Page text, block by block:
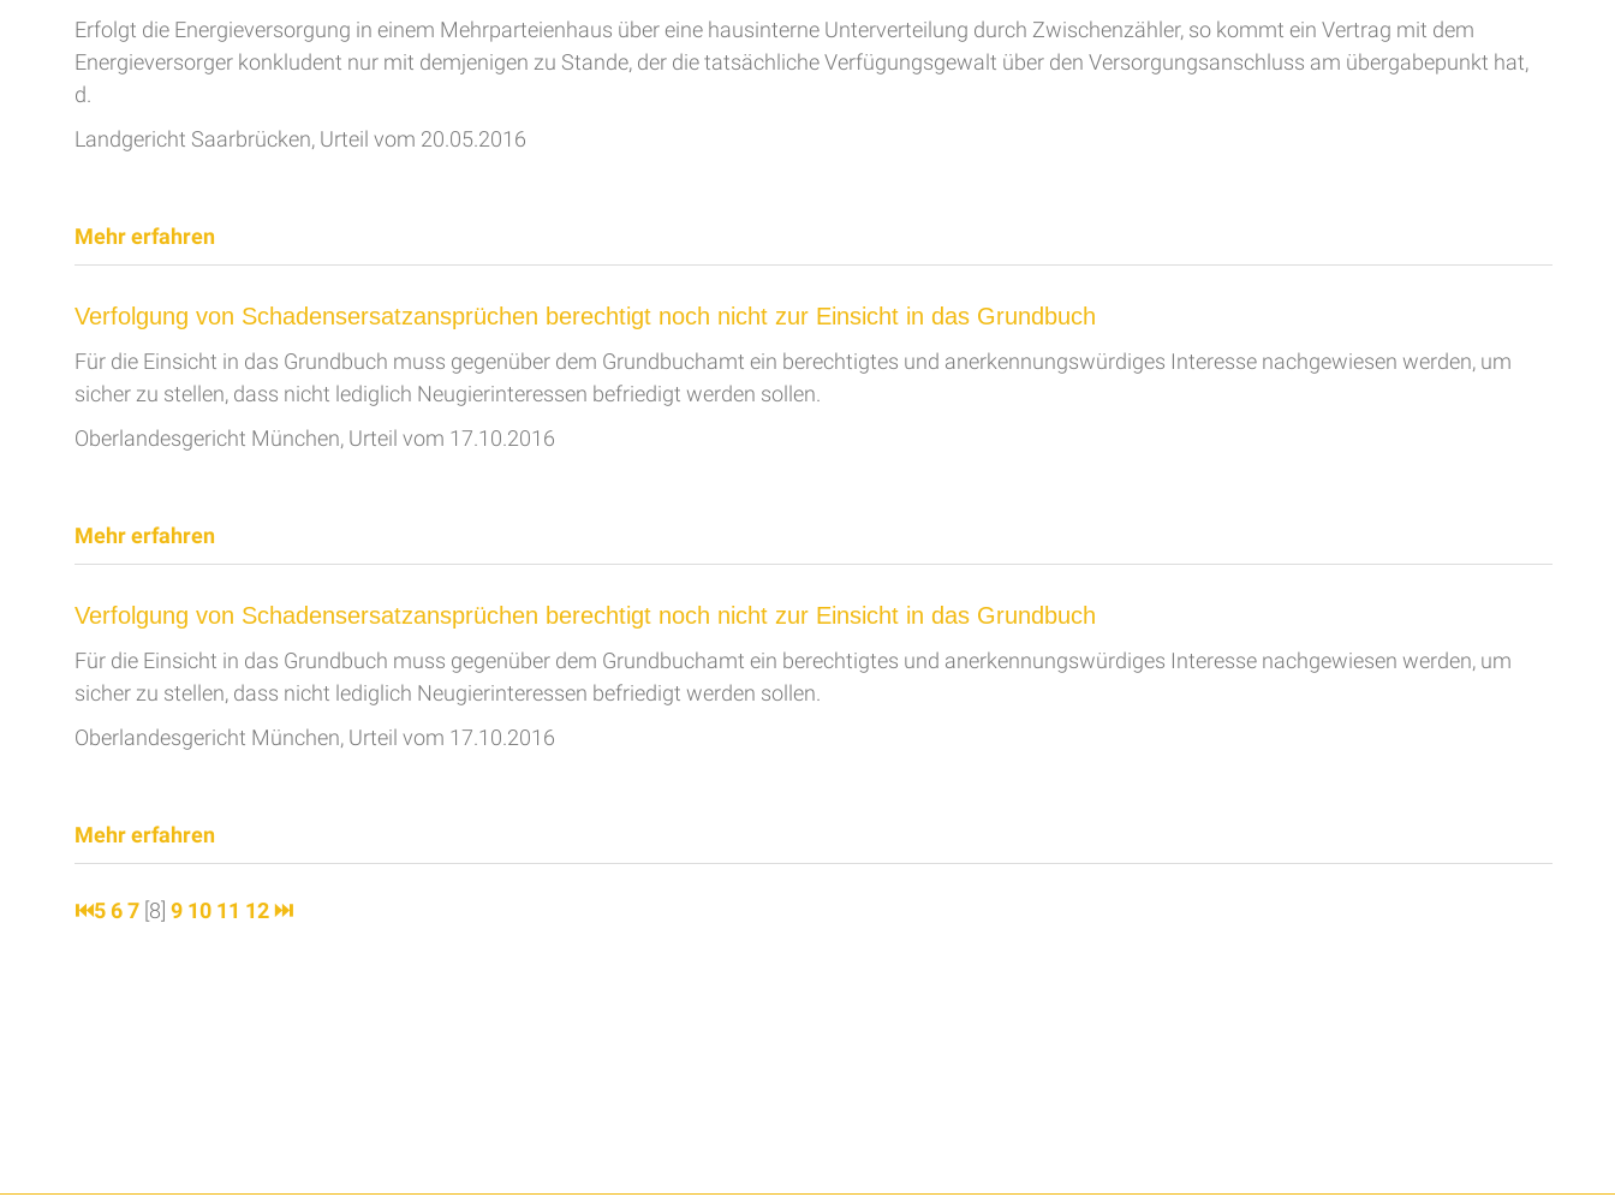
Erfolgt die Energieversorgung in einem Mehrparteienhaus über eine hausinterne Unterverteilung durch Zwischenzähler, so kommt ein Vertrag mit dem
Energieversorger konkludent nur mit demjenigen zu Stande, der die tatsächliche Verfügungsgewalt über den Versorgungsanschluss am übergabepunkt hat,
d.
Landgericht Saarbrücken, Urteil vom 20.05.2016
Mehr erfahren
Verfolgung von Schadensersatzansprüchen berechtigt noch nicht zur Einsicht in das Grundbuch
Für die Einsicht in das Grundbuch muss gegenüber dem Grundbuchamt ein berechtigtes und anerkennungswürdiges Interesse nachgewiesen werden, um
sicher zu stellen, dass nicht lediglich Neugierinteressen befriedigt werden sollen.
Oberlandesgericht München, Urteil vom 17.10.2016
Mehr erfahren
Verfolgung von Schadensersatzansprüchen berechtigt noch nicht zur Einsicht in das Grundbuch
Für die Einsicht in das Grundbuch muss gegenüber dem Grundbuchamt ein berechtigtes und anerkennungswürdiges Interesse nachgewiesen werden, um
sicher zu stellen, dass nicht lediglich Neugierinteressen befriedigt werden sollen.
Oberlandesgericht München, Urteil vom 17.10.2016
Mehr erfahren
⏮567 [8] 9 10 11 12⏭